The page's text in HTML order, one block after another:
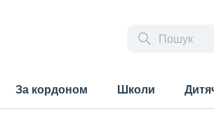
За кордоном Школи